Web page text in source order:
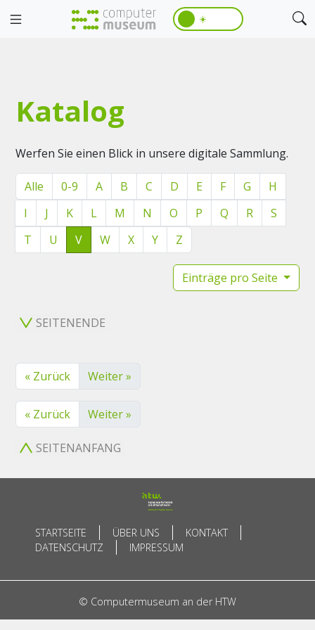
☀️
Katalog
Werfen Sie einen Blick in unsere digitale Sammlung.
Alle 0-9 A B C D E F G
H
I
J K L M N O P Q R
S
T
U V W X Y Z
Einträge pro Seite
SEITENENDE
« Zurück Weiter »
« Zurück Weiter »
SEITENANFANG
STARTSEITE ÜBER UNS
KONTAKT
DATENSCHUTZ
IMPRESSUM
© Computermuseum an der HTW